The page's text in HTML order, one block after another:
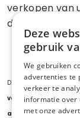
verkopen van
directe
Diensten: auto
verkopen export,
auto tweedehands
Deze
gebruik
We gebruiken
advertenties te
verkeer te
informatie over
met onze